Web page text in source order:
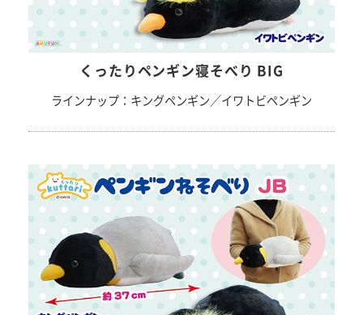
くったりペンギン寝そべり BIG
ラインナップ：キングペンギン／イワトビペンギン